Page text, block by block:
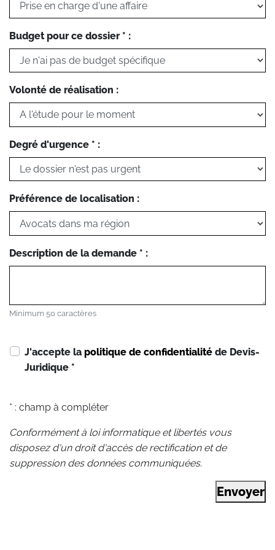
Budget pour ce dossier * :
Volonté de réalisation :
Degré d'urgence * :
Préférence de localisation :
Description de la demande * :
Minimum 50 caractères
J'accepte la politique de confidentialité de Devis-
Juridique *
* : champ à compléter
Conformément à loi informatique et libertés vous
disposez d'un droit d'accès de rectification et de
suppression des données communiquées.
Envoyer